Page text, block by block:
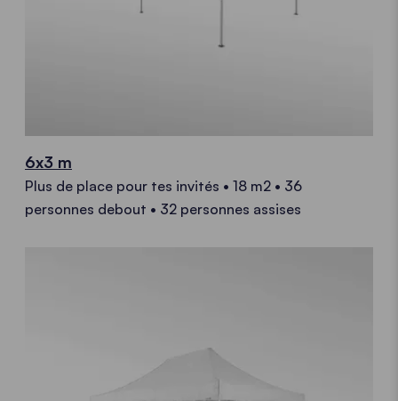
6x3 m
Plus de place pour tes invités • 18 m2 • 36
personnes debout • 32 personnes assises